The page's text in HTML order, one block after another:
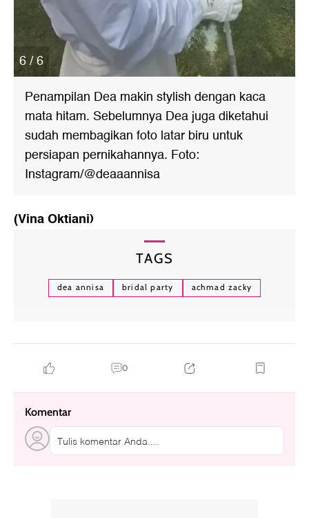
6 / 6
Penampilan Dea makin stylish dengan kaca
mata hitam. Sebelumnya Dea juga diketahui
sudah membagikan foto latar biru untuk
persiapan pernikahannya. Foto:
Instagram/@deaaannisa
(Vina Oktiani)
TAGS
dea annisa bridal party achmad zacky
0
Komentar
Tulis komentar Anda....